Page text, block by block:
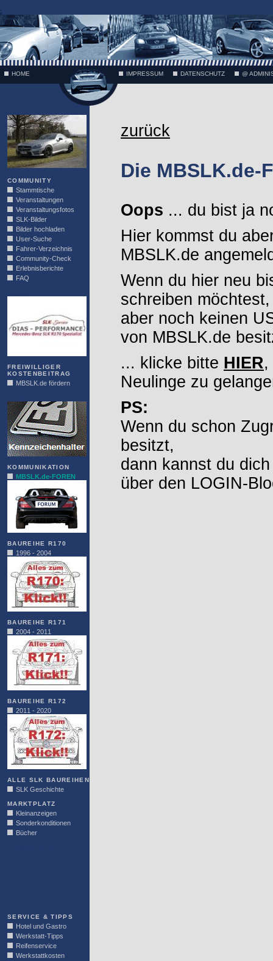
;
HOME IMPRESSUM DATENSCHUTZ @
COMMUNITY
Stammtische
Veranstaltungen
Veranstaltungsfotos
SLK-Bilder
Bilder hochladen
User-Suche
Fahrer-Verzeichnis
Community-Check
Erlebnisberichte
FAQ
FREIWILLIGER
KOSTENBEITRAG
MBSLK.de fördern
KOMMUNIKATION
MBSLK.de-FOREN
BAUREIHE R170
1996 - 2004
BAUREIHE R171
2004 - 2011
BAUREIHE R172
2011 - 2020
ALLE SLK BAUREIHEN
SLK Geschichte
MARKTPLATZ
Kleinanzeigen
Sonderkonditionen
Bücher
SERVICE & TIPPS
Hotel und Gastro
Werkstatt-Tipps
Reifenservice
Werkstattkosten
zurück
Die MBSLK.de-
Oops ... du bist ja
Hier kommst du
MBSLK.de
Wenn du hier neu
schreiben möchtest,
aber noch keinen
von MBSLK.de
... klicke bitte HIER,
Neulinge zu
PS:
Wenn du schon
besitzt,
dann kannst du
über den LOGIN-